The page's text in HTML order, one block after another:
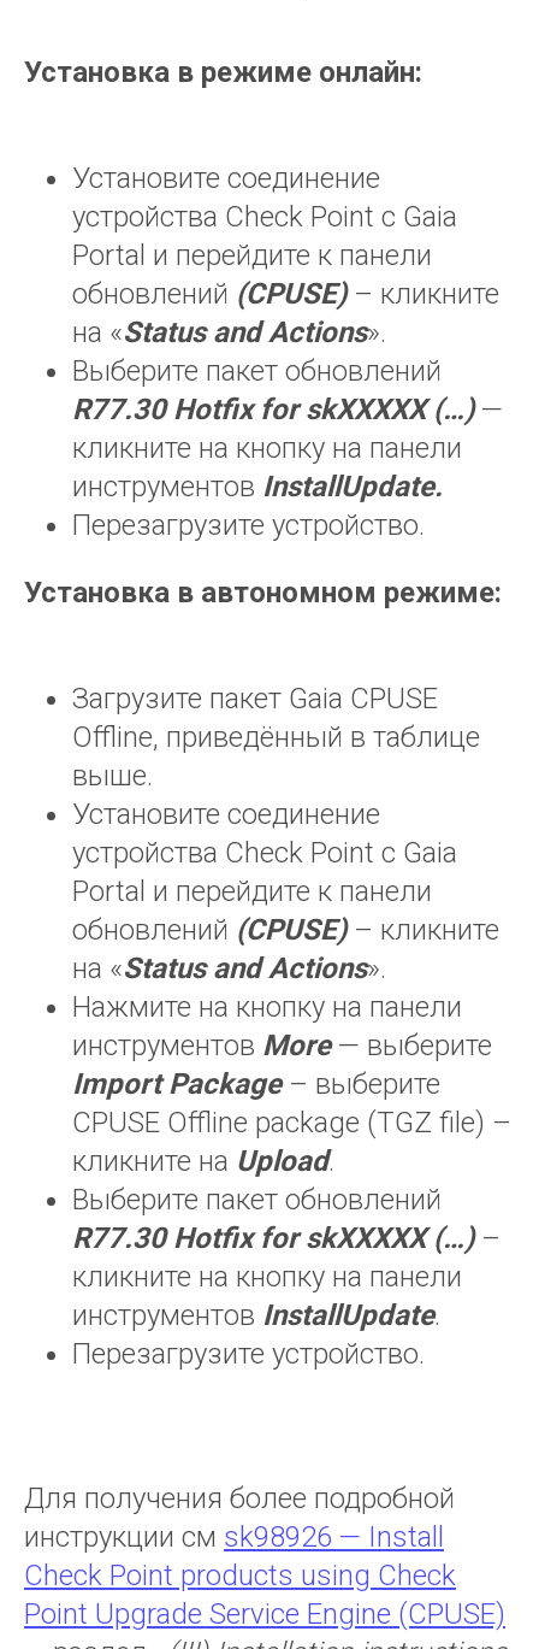
Установка в режиме онлайн:
Установите соединение
устройства Check Point с Gaia
Portal и перейдите к панели
обновлений (CPUSE)– кликните
на «Status and Actions».
Выберите пакет обновлений
R77.30 Hotfix for skXXXXX (…)—
кликните на кнопку на панели
инструментов InstallUpdate.
Перезагрузите устройство.
Установка в автономном режиме:
Загрузите пакет Gaia CPUSE
Offline, приведённый в таблице
выше.
Установите соединение
устройства Check Point с Gaia
Portal и перейдите к панели
обновлений (CPUSE)– кликните
на «Status and Actions».
Нажмите на кнопку на панели
инструментов More— выберите
Import Package– выберите
CPUSE Offline package (TGZ file) –
кликните на Upload.
Выберите пакет обновлений
R77.30 Hotfix for skXXXXX (…)–
кликните на кнопку на панели
инструментов InstallUpdate.
Перезагрузите устройство.
Для получения более подробной
инструкции см sk98926 — Install
Check Point products using Check
Point Upgrade Service Engine (CPUSE)